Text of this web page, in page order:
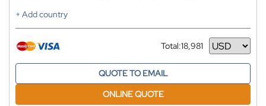
+ Add country
Total:18,981
Currency
QUOTE TO EMAIL
ONLINE QUOTE